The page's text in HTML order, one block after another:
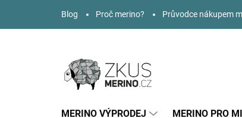
obsah
Blog Proč merino? Průvodce nákupem
MERINO VÝPRODEJ MERINO PRO